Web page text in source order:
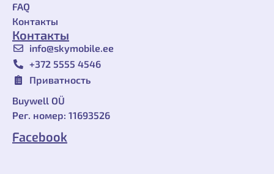
FAQ
Контакты
Контакты
info@skymobile.ee
+372 ‎5555 4546
Приватность
Buywell OÜ
Рег. номер: 11693526
Facebook